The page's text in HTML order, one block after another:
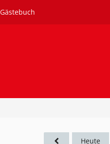
Gästebuch
Heute